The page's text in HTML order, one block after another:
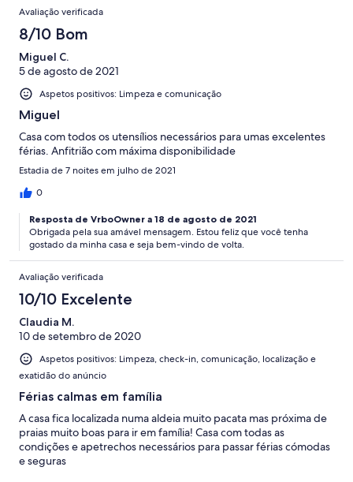
Avaliação verificada
8/10 Bom
Miguel C.
5 de agosto de 2021
Aspetos positivos: Limpeza e comunicação
Miguel
Casa com todos os utensílios necessários para umas excelentes
férias. Anfitrião com máxima disponibilidade
Estadia de 7 noites em julho de 2021
0
Resposta de VrboOwner a 18 de agosto de 2021
Obrigada pela sua amável mensagem. Estou feliz que você tenha
gostado da minha casa e seja bem-vindo de volta.
Avaliação verificada
10/10 Excelente
Claudia M.
10 de setembro de 2020
Aspetos positivos: Limpeza, check-in, comunicação, localização e
exatidão do anúncio
Férias calmas em família
A casa fica localizada numa aldeia muito pacata mas próxima de
praias muito boas para ir em família! Casa com todas as
condições e apetrechos necessários para passar férias cómodas
e seguras